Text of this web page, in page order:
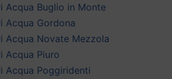
Acqua Buglio in Monte
Acqua Gordona
Acqua Novate Mezzola
Acqua Piuro
Acqua Poggiridenti